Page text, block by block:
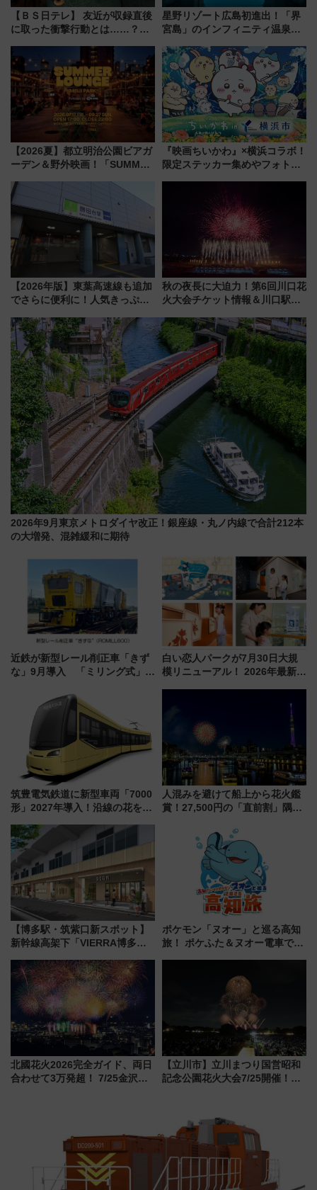
【ＢＳ日テレ】 友近が収録直後
に取った衝撃行動とは……？
で極上の夏祭り鉄道旅を放送
星野リゾート広島初進出！「界
宮島」のインフィニティ温泉と
宿泊料金・アクセスは？（2026
年7月23日開業）
【2026夏】都立明治公園ビアガ
ーデン＆野外映画！「SUMMER
ケジュール 夜風とビール、映画
を満喫！
『映画ちいかわ』×横浜コラボ！
限定ステッカー集めやフォトス
いを満喫しよう（花火鑑賞会応
募は7/12まで！）
【2026年版】東葉高速線も追加
でさらに便利に！人気きっぷ
今年も発売 秋・早春に千葉県を
巡るなら使い勝手・コスパ抜群
秋の夜長に大迫力！第6回川口花
火大会チケット情報＆川口駅か
2026年9月東京メトロダイヤ改正！銀座線・丸ノ内線で合計212本
の大増発、混雑緩和に期待
近鉄が新型レール削正車「きず
な」9月導入 「ミリング式」採
化！安全性や乗り心地の向上に
貢献するだけでなく、全線区で
活躍するための仕組みも
白い恋人パークが7月30日大規
模リニューアル！ 2026年最新の
筑豊電気鉄道に新型車両「7000
形」2027年導入！沿線の花をイ
内は落ち着いたゆとりある空間
に
人混みを避けて船上から花火鑑
賞！27,500円の「直前割」隅田
メも持ち込みOK
【博多駅・筑紫口新スポット】
新幹線高架下「VIERRA博多テ
など注目の全6店舗 「博多活憩
通り」も一新
ポケモン「ヌオー」と巡る高知
旅！ ポケふた＆ヌオー電車で楽
（7月18日スタート）
北國花火2026完全ガイド、両日
合わせて3万発超！ 7/25金沢大
【立川市】立川まつり国営昭和
記念公園花火大会7/25開催！